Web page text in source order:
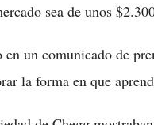
sea de unos
un comunicado de
la forma en que